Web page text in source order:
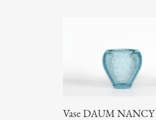
Vase DAUM NANCY